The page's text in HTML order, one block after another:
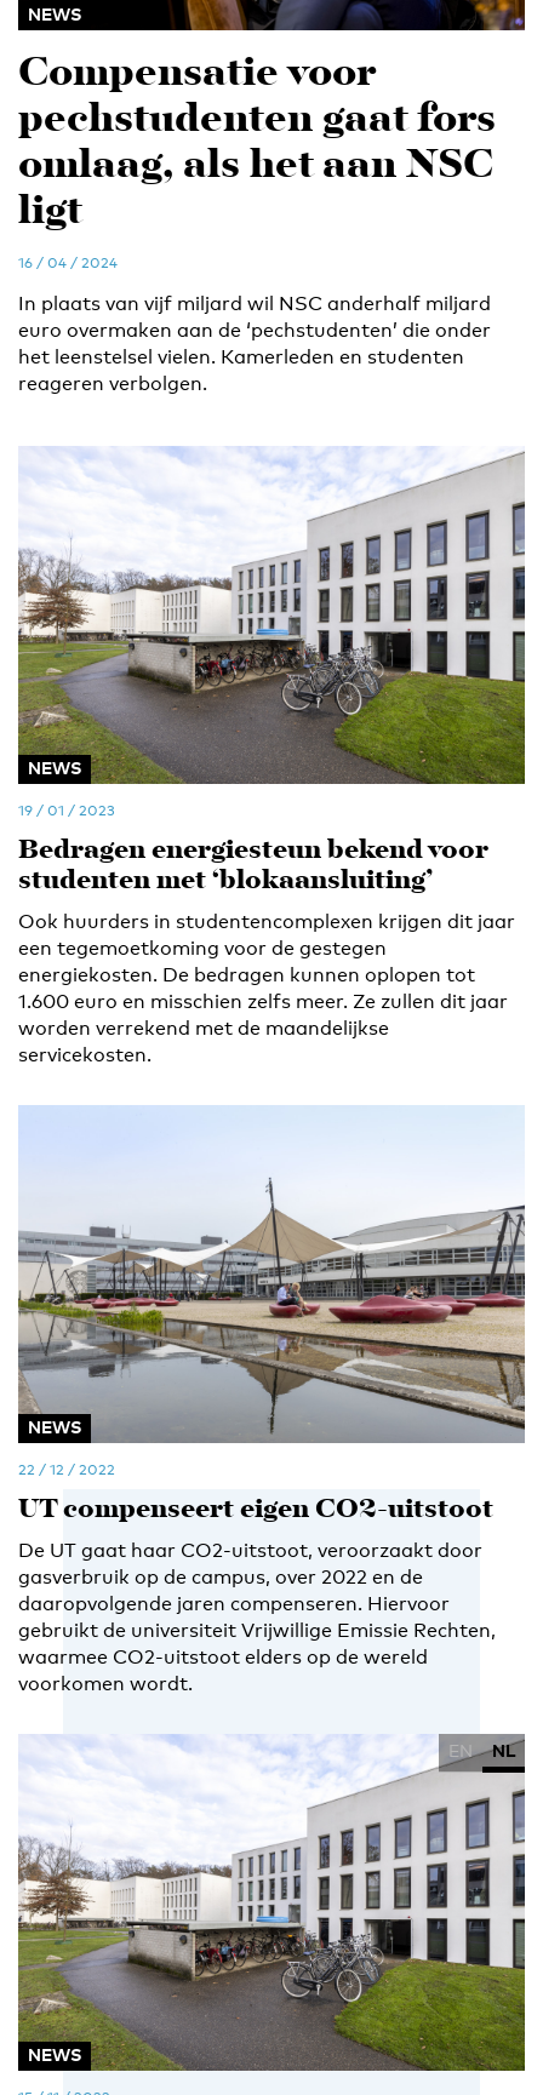
NEWS
Compensatie voor
pechstudenten gaat fors
omlaag, als het aan NSC
ligt
16 / 04 / 2024
In plaats van vijf miljard wil NSC anderhalf miljard
euro overmaken aan de ‘pechstudenten’ die onder
het leenstelsel vielen. Kamerleden en studenten
reageren verbolgen.
NEWS
19 / 01 / 2023
Bedragen energiesteun bekend voor
studenten met ‘blokaansluiting’
Ook huurders in studentencomplexen krijgen dit jaar
een tegemoetkoming voor de gestegen
energiekosten. De bedragen kunnen oplopen tot
1.600 euro en misschien zelfs meer. Ze zullen dit jaar
worden verrekend met de maandelijkse
servicekosten.
NEWS
22 / 12 / 2022
UT compenseert eigen CO2-uitstoot
De UT gaat haar CO2-uitstoot, veroorzaakt door
gasverbruik op de campus, over 2022 en de
daaropvolgende jaren compenseren. Hiervoor
gebruikt de universiteit Vrijwillige Emissie Rechten,
waarmee CO2-uitstoot elders op de wereld
voorkomen wordt.
EN NL
NEWS